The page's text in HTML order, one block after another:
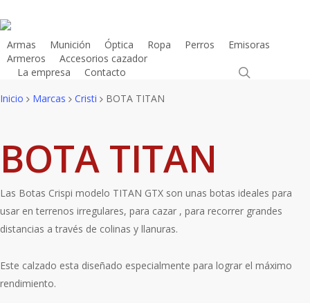
to
main
content
Armas Munición Óptica Ropa Perros
Emisoras
Armeros
Accesorios cazador
La empresa
Contacto
Inicio Marcas Cristi BOTA TITAN
BOTA TITAN
Las Botas Crispi modelo TITAN GTX son unas botas ideales para
usar en terrenos irregulares, para cazar , para recorrer grandes
distancias a través de colinas y llanuras.
Este calzado esta diseñado especialmente para lograr el máximo
rendimiento.